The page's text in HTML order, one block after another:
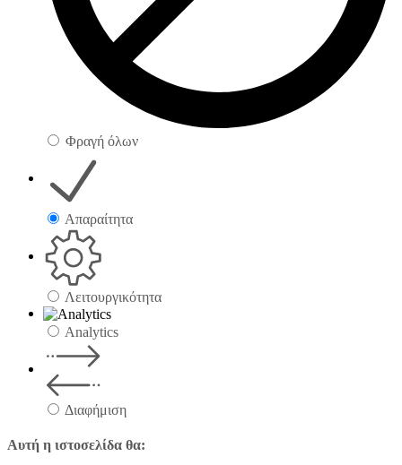
Φραγή όλων
Απαραίτητα
Λειτουργικότητα
Analytics
Διαφήμιση
Αυτή η ιστοσελίδα θα: